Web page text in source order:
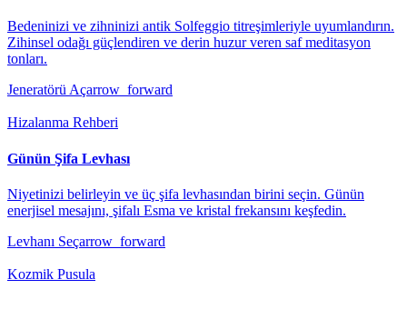
Bedeninizi ve zihninizi antik Solfeggio titreşimleriyle uyumlandırın.
Zihinsel odağı güçlendiren ve derin huzur veren saf meditasyon
tonları.
Jeneratörü Açarrow_forward
Hizalanma Rehberi
Günün Şifa Levhası
Niyetinizi belirleyin ve üç şifa levhasından birini seçin. Günün
enerjisel mesajını, şifalı Esma ve kristal frekansını keşfedin.
Levhanı Seçarrow_forward
Kozmik Pusula